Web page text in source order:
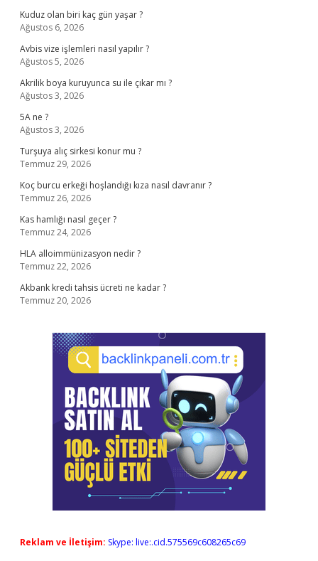
Kuduz olan biri kaç gün yaşar ?
Ağustos 6, 2026
Avbis vize işlemleri nasıl yapılır ?
Ağustos 5, 2026
Akrilik boya kuruyunca su ile çıkar mı ?
Ağustos 3, 2026
5A ne ?
Ağustos 3, 2026
Turşuya alıç sirkesi konur mu ?
Temmuz 29, 2026
Koç burcu erkeği hoşlandığı kıza nasıl davranır ?
Temmuz 26, 2026
Kas hamlığı nasıl geçer ?
Temmuz 24, 2026
HLA alloimmünizasyon nedir ?
Temmuz 22, 2026
Akbank kredi tahsis ücreti ne kadar ?
Temmuz 20, 2026
Reklam ve İletişim: Skype: live:.cid.575569c608265c69